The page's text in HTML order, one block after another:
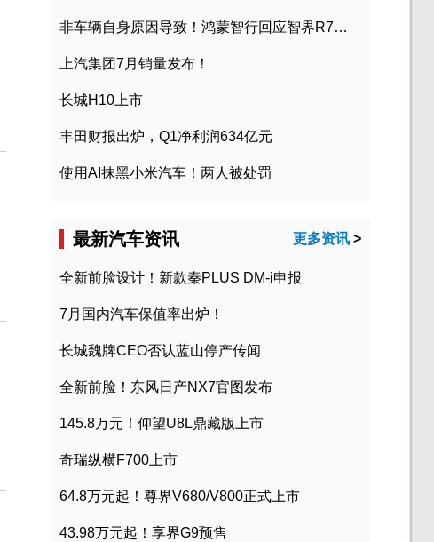
非车辆自身原因导致！鸿蒙智行回应智界R7起火事故
上汽集团7月销量发布！
长城H10上市
丰田财报出炉，Q1净利润634亿元
使用AI抹黑小米汽车！两人被处罚
最新汽车资讯 更多资讯 >
全新前脸设计！新款秦PLUS DM-i申报
7月国内汽车保值率出炉！
长城魏牌CEO否认蓝山停产传闻
全新前脸！东风日产NX7官图发布
145.8万元！仰望U8L鼎藏版上市
奇瑞纵横F700上市
64.8万元起！尊界V680/V800正式上市
43.98万元起！享界G9预售